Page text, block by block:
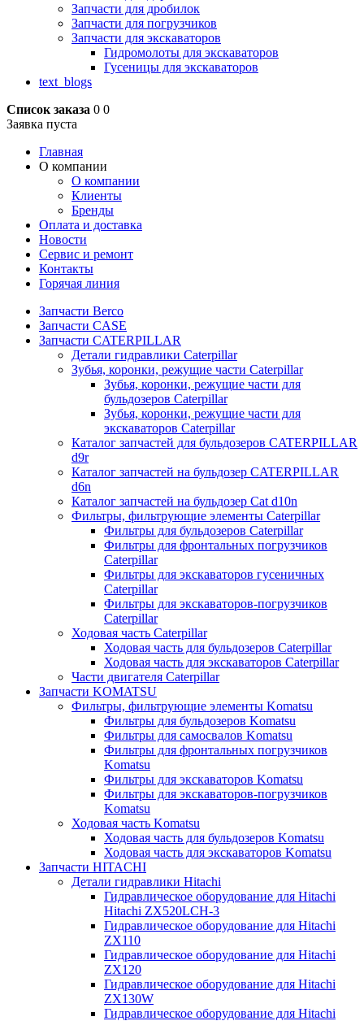
Запчасти для дробилок
Запчасти для погрузчиков
Запчасти для экскаваторов
Гидромолоты для экскаваторов
Гусеницы для экскаваторов
text_blogs
Список заказа 0 0
Заявка пуста
Главная
О компании
О компании
Клиенты
Бренды
Оплата и доставка
Новости
Сервис и ремонт
Контакты
Горячая линия
Запчасти Berco
Запчасти CASE
Запчасти CATERPILLAR
Детали гидравлики Caterpillar
Зубья, коронки, режущие части Caterpillar
Зубья, коронки, режущие части для
бульдозеров Caterpillar
Зубья, коронки, режущие части для
экскаваторов Caterpillar
Каталог запчастей для бульдозеров CATERPILLAR
d9r
Каталог запчастей на бульдозер CATERPILLAR
d6n
Каталог запчастей на бульдозер Сat d10n
Фильтры, фильтрующие элементы Caterpillar
Фильтры для бульдозеров Caterpillar
Фильтры для фронтальных погрузчиков
Caterpillar
Фильтры для экскаваторов гусеничных
Caterpillar
Фильтры для экскаваторов-погрузчиков
Caterpillar
Ходовая часть Caterpillar
Ходовая часть для бульдозеров Caterpillar
Ходовая часть для экскаваторов Caterpillar
Части двигателя Caterpillar
Запчасти KOMATSU
Фильтры, фильтрующие элементы Komatsu
Фильтры для бульдозеров Komatsu
Фильтры для самосвалов Komatsu
Фильтры для фронтальных погрузчиков
Komatsu
Фильтры для экскаваторов Komatsu
Фильтры для экскаваторов-погрузчиков
Komatsu
Ходовая часть Komatsu
Ходовая часть для бульдозеров Komatsu
Ходовая часть для экскаваторов Komatsu
Запчасти HITACHI
Детали гидравлики Hitachi
Гидравлическое оборудование для Hitachi
Hitachi ZX520LCH-3
Гидравлическое оборудование для Hitachi
ZX110
Гидравлическое оборудование для Hitachi
ZX120
Гидравлическое оборудование для Hitachi
ZX130W
Гидравлическое оборудование для Hitachi